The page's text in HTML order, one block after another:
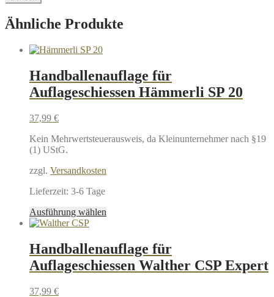
Ähnliche Produkte
Handballenauflage für
Auflageschiessen Hämmerli SP 20
37,99 €
Kein Mehrwertsteuerausweis, da Kleinunternehmer nach §19
(1) UStG.
zzgl. Versandkosten
Lieferzeit: 3-6 Tage
Ausführung wählen
mehrere
Varianten
auf.
Handballenauflage für
Auflageschiessen Walther CSP Expert
37,99 €